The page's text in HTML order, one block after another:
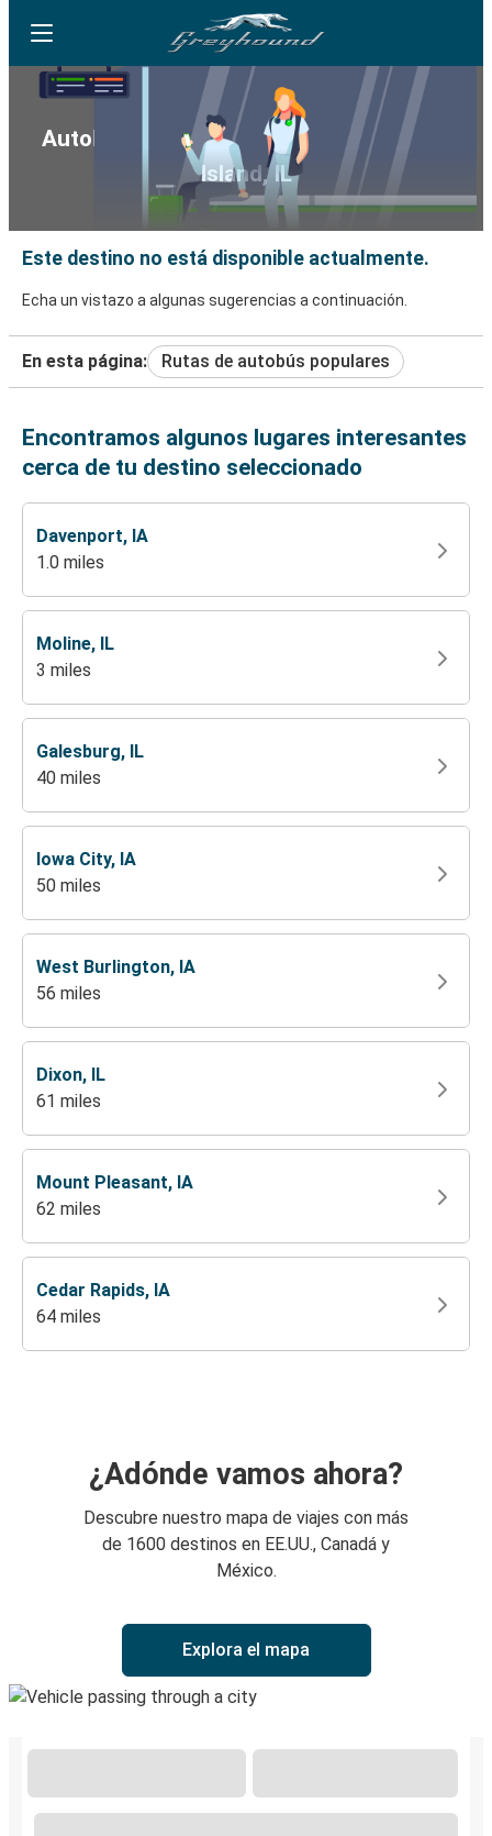
Autobús Greyhound hacia y desde Rock
Island, IL
Este destino no está disponible actualmente.
Echa un vistazo a algunas sugerencias a continuación.
En esta página: Rutas de autobús populares
Encontramos algunos lugares interesantes
cerca de tu destino seleccionado
Davenport, IA
1.0 miles
Moline, IL
3 miles
Galesburg, IL
40 miles
Iowa City, IA
50 miles
West Burlington, IA
56 miles
Dixon, IL
61 miles
Mount Pleasant, IA
62 miles
Cedar Rapids, IA
64 miles
¿Adónde vamos ahora?
Descubre nuestro mapa de viajes con más
de 1600 destinos en EE.UU., Canadá y
México.
Explora el mapa